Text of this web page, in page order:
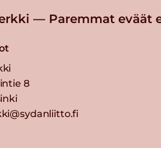
— Paremmat eväät
8